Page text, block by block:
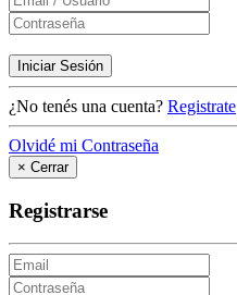
Iniciar Sesión
¿No tenés una cuenta? Registrate
Olvidé mi Contraseña
× Cerrar
Registrarse